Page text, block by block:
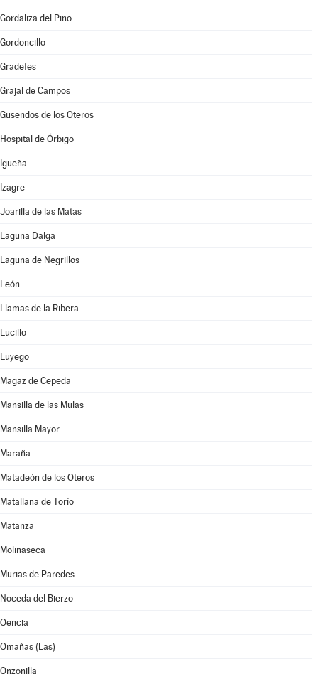
Gordaliza del Pino
Gordoncillo
Gradefes
Grajal de Campos
Gusendos de los Oteros
Hospital de Órbigo
Igüeña
Izagre
Joarilla de las Matas
Laguna Dalga
Laguna de Negrillos
León
Llamas de la Ribera
Lucillo
Luyego
Magaz de Cepeda
Mansilla de las Mulas
Mansilla Mayor
Maraña
Matadeón de los Oteros
Matallana de Torío
Matanza
Molinaseca
Murias de Paredes
Noceda del Bierzo
Oencia
Omañas (Las)
Onzonilla